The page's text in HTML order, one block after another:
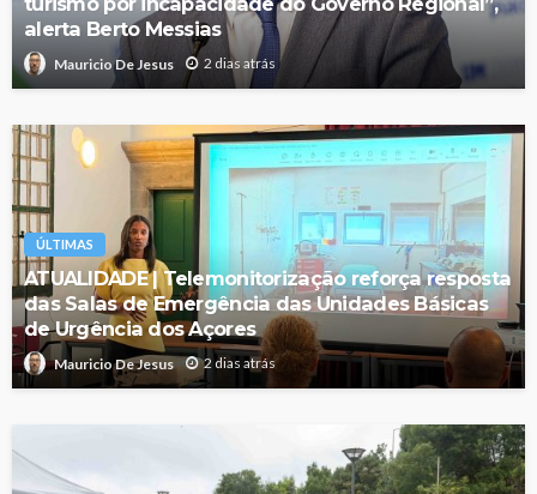
alerta Berto Messias
Mauricio De Jesus 2 dias atrás
ÚLTIMAS
ATUALIDADE | Telemonitorização reforça resposta
das Salas de Emergência das Unidades Básicas
de Urgência dos Açores
Mauricio De Jesus 2 dias atrás